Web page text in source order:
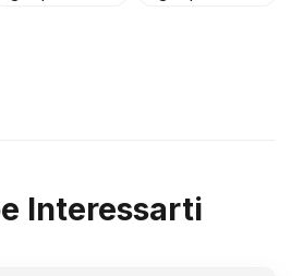
Interessarti